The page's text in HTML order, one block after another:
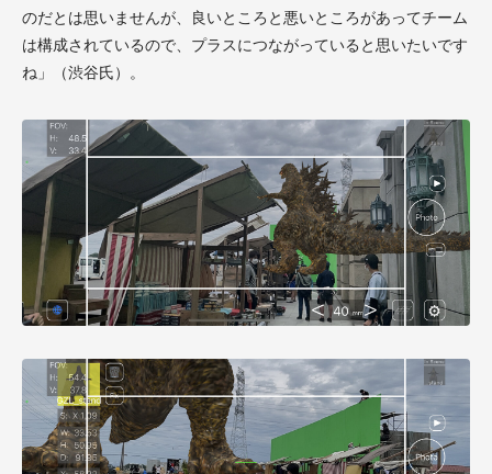
のだとは思いませんが、良いところと悪いところがあってチーム
は構成されているので、プラスにつながっていると思いたいです
ね」（渋谷氏）。